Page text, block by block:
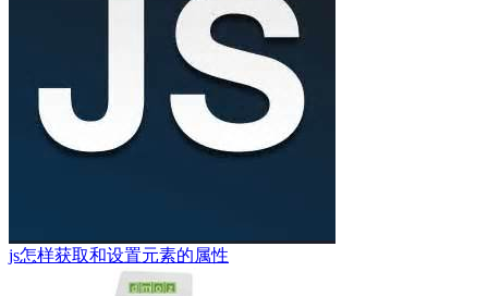
js怎样获取和设置元素的属性